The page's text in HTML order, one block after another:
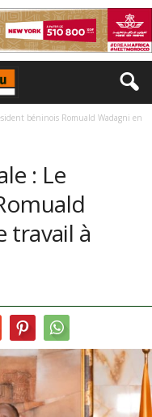
béninois Romuald Wadagni en
: Le
travail à